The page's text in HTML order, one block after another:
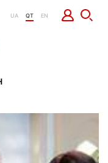
UA QT EN